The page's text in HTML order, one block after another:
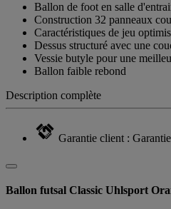
Ballon de foot en salle
Construction 32 panneaux
Caractéristiques de jeu
Dessus structuré avec une
Vessie butyle pour une
Ballon faible rebond
Description complète
Garantie client :
Ballon futsal Classic Uhlsport